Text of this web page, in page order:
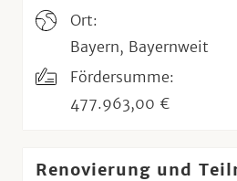
Ort:
Bayern, Bayernweit
Fördersumme:
477.963,00 €
Renovierung und